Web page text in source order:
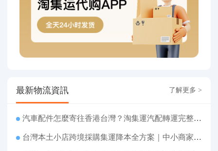
最新物流資訊 了解更多 >
汽車配件怎麼寄往香港台灣？淘集運汽配轉運完整教程
台灣本土小店跨境採購集運降本全方案｜中小商家跨境物流優化攻略